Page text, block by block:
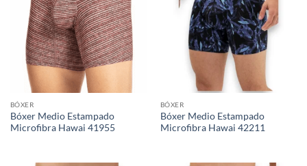
BÓXER
Bóxer Medio Estampado
Microfibra Hawai 41955
BÓXER
Bóxer Medio Estampado
Microfibra Hawai 42211